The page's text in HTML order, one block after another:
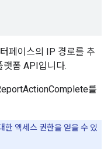
페이스의 IP 경로를 추
랫폼 API입니다.
를
한 액세스 권한을 얻을 수 있